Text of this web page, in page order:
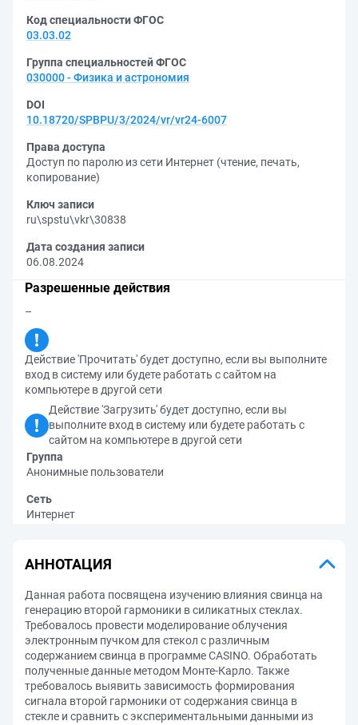
Код специальности ФГОС
03.03.02
Группа специальностей ФГОС
030000 - Физика и астрономия
DOI
10.18720/SPBPU/3/2024/vr/vr24-6007
Права доступа
Доступ по паролю из сети Интернет (чтение, печать,
копирование)
Ключ записи
ru\spstu\vkr\30838
Дата создания записи
06.08.2024
Разрешенные действия
–
Действие 'Прочитать' будет доступно, если вы выполните
вход в систему или будете работать с сайтом на
компьютере в другой сети
Действие 'Загрузить' будет доступно, если вы
выполните вход в систему или будете работать с
сайтом на компьютере в другой сети
Группа
Анонимные пользователи
Сеть
Интернет
АННОТАЦИЯ
Данная работа посвящена изучению влияния свинца на
генерацию второй гармоники в силикатных стеклах.
Требовалось провести моделирование облучения
электронным пучком для стекол с различным
содержанием свинца в программе CASINO. Обработать
полученные данные методом Монте-Карло. Также
требовалось выявить зависимость формирования
сигнала второй гармоники от содержания свинца в
стекле и сравнить с экспериментальными данными из